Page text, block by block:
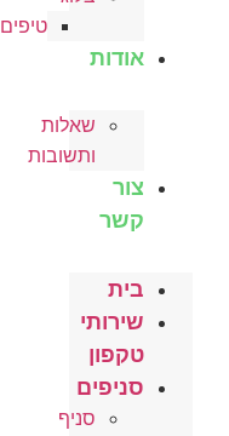
טיפים
אודות
שאלות
ותשובות
צור
קשר
בית
שירותי
טקפון
סניפים
סניף